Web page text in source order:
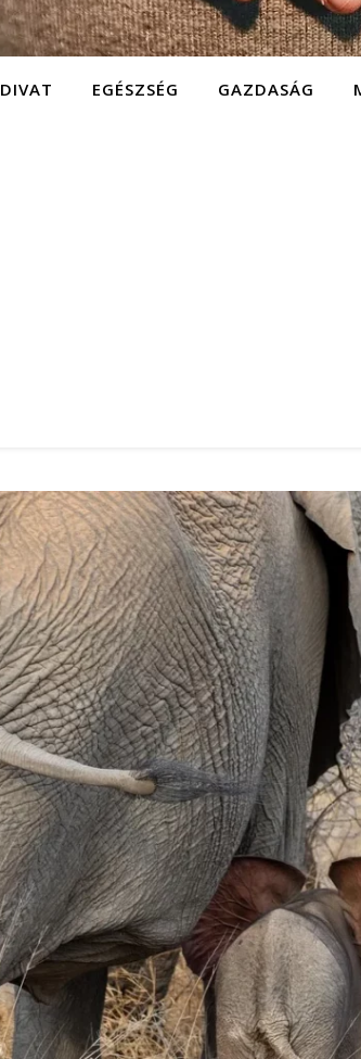
DIVAT EGÉSZSÉG GAZDASÁG